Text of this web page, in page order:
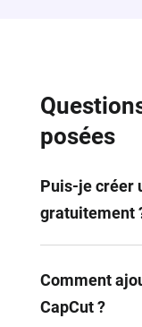
posées
Puis-je créer
gratuitement
vous pouvez
toute simplicité.
Comment
CapCut ?